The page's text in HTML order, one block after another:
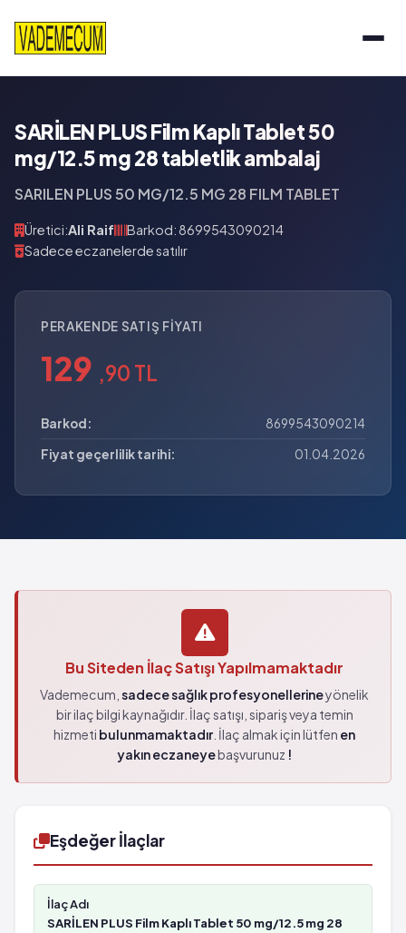
SARİLEN PLUS Film Kaplı Tablet 50
mg/12.5 mg 28 tabletlik ambalaj
SARILEN PLUS 50 MG/12.5 MG 28 FILM TABLET
Üretici:Ali Raif
Barkod: 8699543090214
Sadece eczanelerde satılır
PERAKENDE SATIŞ FIYATI
129 ,90 TL
Barkod:
8699543090214
Fiyat geçerlilik tarihi:
01.04.2026
Bu Siteden İlaç Satışı Yapılmamaktadır
Vademecum, sadece sağlık profesyonellerineyönelik
bir ilaç bilgi kaynağıdır. İlaç satışı, sipariş veya temin
hizmeti bulunmamaktadır. İlaç almak için lütfen en
yakın eczaneyebaşvurunuz !
Eşdeğer İlaçlar
SARİLEN PLUS Film Kaplı Tablet 50 mg/12.5 mg 28